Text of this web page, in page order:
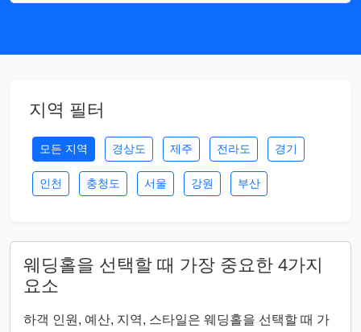
지역 필터
모든 지역 경상도 제주 전라도 경기
인천 충청도 서울 강원 부산
웨딩홀을 선택할 때 가장 중요한 4가지
요소
하객 인원, 예산, 지역, 스타일은 웨딩홀을 선택할 때 가